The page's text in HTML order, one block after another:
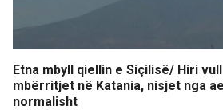
Etna mbyll qiellin e Siçilisë/ Hiri
mbërritjet në Katania, nisjet nga
normalisht